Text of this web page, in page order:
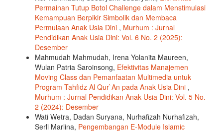
Permainan Tutup Botol Challenge dalam Menstimulasi
Kemampuan Berpikir Simbolik dan Membaca
Permulaan Anak Usia Dini , Murhum : Jurnal
Pendidikan Anak Usia Dini: Vol. 6 No. 2 (2025):
Desember
Mahmudah Mahmudah, Irena Yolanita Maureen,
Wulan Patria Saroinsong, Efektivitas Manajemen
Moving Class dan Pemanfaatan Multimedia untuk
Program Tahfidz Al Qur`An pada Anak Usia Dini ,
Murhum : Jurnal Pendidikan Anak Usia Dini: Vol. 5 No.
2 (2024): Desember
Wati Wetra, Dadan Suryana, Nurhafizah Nurhafizah,
Serli Marlina, Pengembangan E-Module Islamic